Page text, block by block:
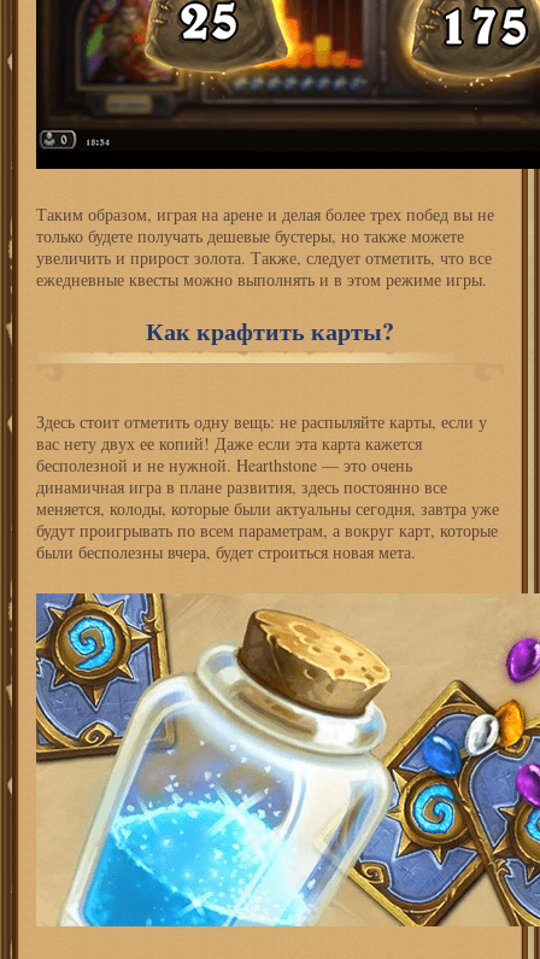
Таким образом, играя на арене и делая более трех побед вы не
только будете получать дешевые бустеры, но также можете
увеличить и прирост золота. Также, следует отметить, что все
ежедневные квесты можно выполнять и в этом режиме игры.
Как крафтить карты?
Здесь стоит отметить одну вещь: не распыляйте карты, если у
вас нету двух ее копий! Даже если эта карта кажется
бесполезной и не нужной. Hearthstone — это очень
динамичная игра в плане развития, здесь постоянно все
меняется, колоды, которые были актуальны сегодня, завтра уже
будут проигрывать по всем параметрам, а вокруг карт, которые
были бесполезны вчера, будет строиться новая мета.